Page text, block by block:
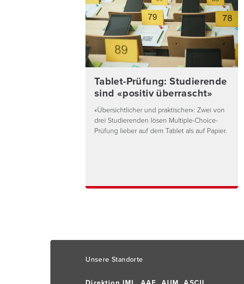
Tablet-Prüfung: Studierende
sind «positiv überrascht»
«Übersichtlicher und praktischer»: Zwei von
drei Studierenden lösen Multiple-Choice-
Prüfung lieber auf dem Tablet als auf Papier.
Footer
Unsere Standorte